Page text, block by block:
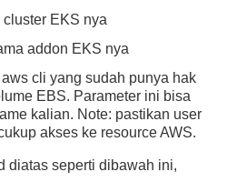
cluster EKS nya
addon EKS nya
cli yang sudah punya hak
EBS. Parameter ini bisa
kalian. Note: pastikan user
akses ke resource AWS.
diatas seperti dibawah ini,